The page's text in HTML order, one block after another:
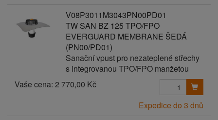
V08P3011M3043PN00PD01
TW SAN BZ 125 TPO/FPO
EVERGUARD MEMBRANE ŠEDÁ
(PN00/PD01)
Sanační vpust pro nezateplené střechy
s integrovanou TPO/FPO manžetou
Vaše cena: 2 770,00 Kč
Expedice do 3 dnů